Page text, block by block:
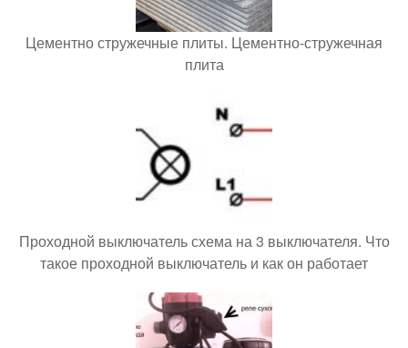
Цементно стружечные плиты. Цементно-стружечная
плита
Проходной выключатель схема на 3 выключателя. Что
такое проходной выключатель и как он работает